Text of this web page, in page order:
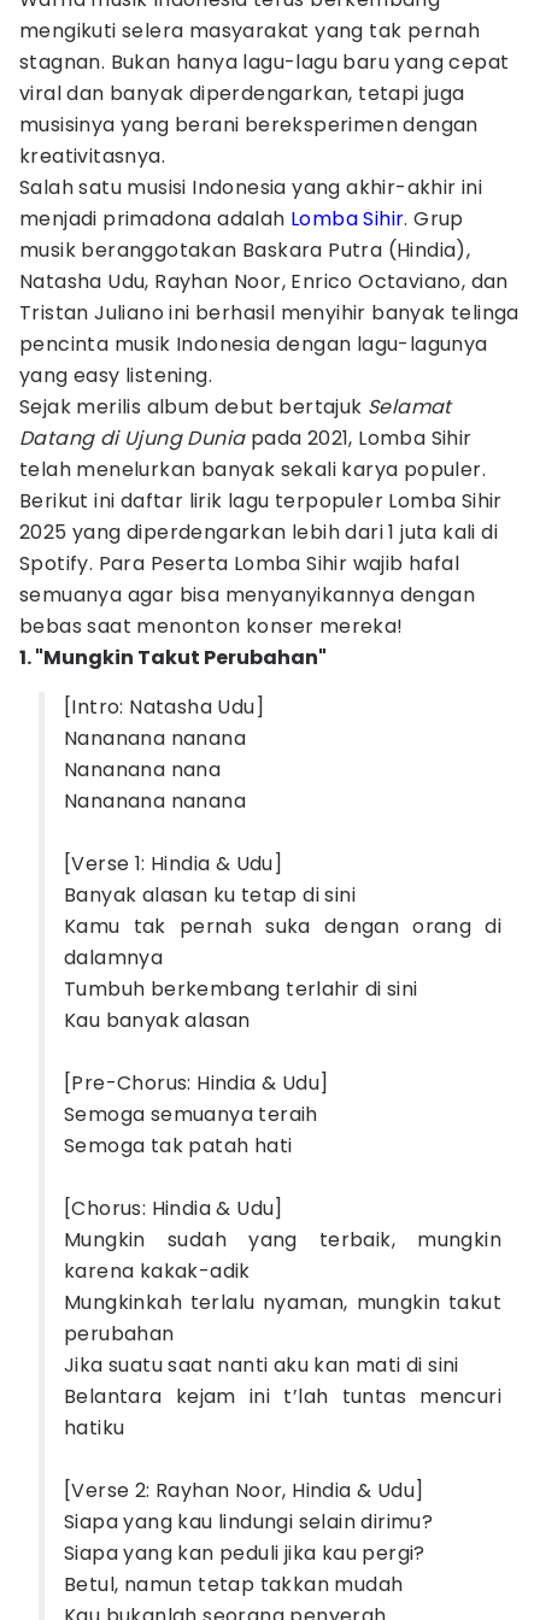
mengikuti selera masyarakat yang tak pernah
stagnan. Bukan hanya lagu-lagu baru yang cepat
viral dan banyak diperdengarkan, tetapi juga
musisinya yang berani bereksperimen dengan
kreativitasnya.
Salah satu musisi Indonesia yang akhir-akhir ini
menjadi primadona adalah Lomba Sihir. Grup
musik beranggotakan Baskara Putra (Hindia),
Natasha Udu, Rayhan Noor, Enrico Octaviano, dan
Tristan Juliano ini berhasil menyihir banyak telinga
pencinta musik Indonesia dengan lagu-lagunya
yang easy listening.
Sejak merilis album debut bertajuk Selamat
Datang di Ujung Duniapada 2021, Lomba Sihir
telah menelurkan banyak sekali karya populer.
Berikut ini daftar lirik lagu terpopuler Lomba Sihir
2025 yang diperdengarkan lebih dari 1 juta kali di
Spotify. Para Peserta Lomba Sihir wajib hafal
semuanya agar bisa menyanyikannya dengan
bebas saat menonton konser mereka!
1. "Mungkin Takut Perubahan"
[Intro: Natasha Udu]
Nananana nanana
Nananana nana
Nananana nanana
[Verse 1: Hindia & Udu]
Banyak alasan ku tetap di sini
Kamu tak pernah suka dengan orang di
dalamnya
Tumbuh berkembang terlahir di sini
Kau banyak alasan
[Pre-Chorus: Hindia & Udu]
Semoga semuanya teraih
Semoga tak patah hati
[Chorus: Hindia & Udu]
Mungkin sudah yang terbaik, mungkin
karena kakak-adik
Mungkinkah terlalu nyaman, mungkin takut
perubahan
Jika suatu saat nanti aku kan mati di sini
Belantara kejam ini t’lah tuntas mencuri
hatiku
[Verse 2: Rayhan Noor, Hindia & Udu]
Siapa yang kau lindungi selain dirimu?
Siapa yang kan peduli jika kau pergi?
Betul, namun tetap takkan mudah